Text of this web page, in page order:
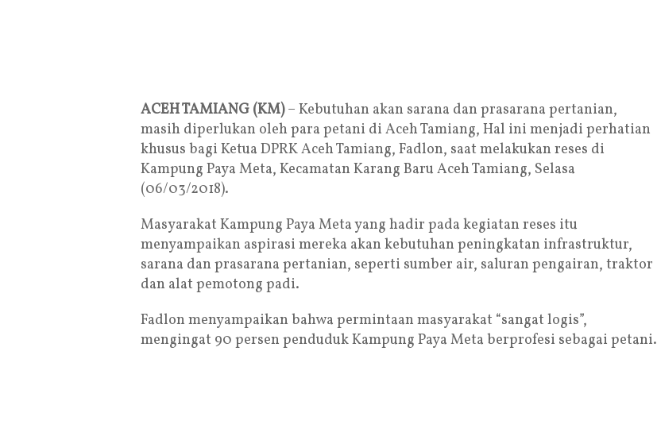
ACEH TAMIANG (KM)– Kebutuhan akan sarana dan prasarana pertanian,
masih diperlukan oleh para petani di Aceh Tamiang, Hal ini menjadi perhatian
khusus bagi Ketua DPRK Aceh Tamiang, Fadlon, saat melakukan reses di
Kampung Paya Meta, Kecamatan Karang Baru Aceh Tamiang, Selasa
(06/03/2018).
Masyarakat Kampung Paya Meta yang hadir pada kegiatan reses itu
menyampaikan aspirasi mereka akan kebutuhan peningkatan infrastruktur,
sarana dan prasarana pertanian, seperti sumber air, saluran pengairan, traktor
dan alat pemotong padi.
Fadlon menyampaikan bahwa permintaan masyarakat “sangat logis”,
mengingat 90 persen penduduk Kampung Paya Meta berprofesi sebagai petani.